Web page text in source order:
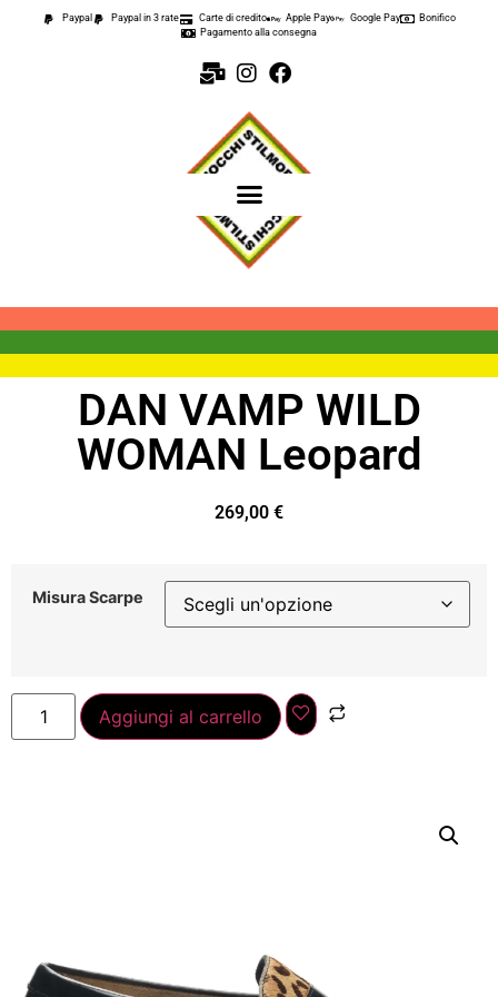
Paypal Paypal in 3 rate Carte di credito Apple Pay Google Pay
Bonifico
Pagamento alla consegna
DAN VAMP WILD
WOMAN Leopard
269,00 €
Misura Scarpe
Aggiungi al carrello